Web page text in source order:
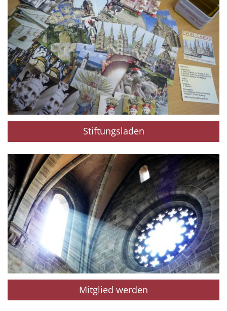
Stiftungsladen
Mitglied werden